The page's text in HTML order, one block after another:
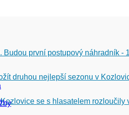
Budou první postupový náhradník -
druhou nejlepší sezonu v
se s hlasatelem rozloučily